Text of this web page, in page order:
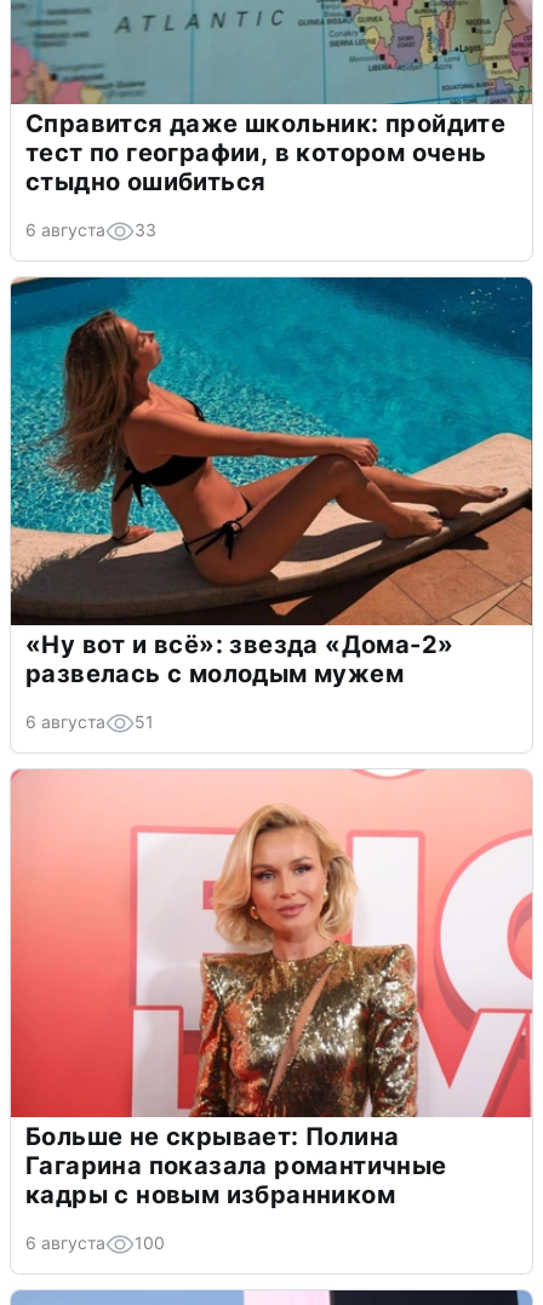
Справится даже школьник: пройдите
тест по географии, в котором очень
стыдно ошибиться
6 августа 33
«Ну вот и всё»: звезда «Дома-2»
развелась с молодым мужем
6 августа 51
Больше не скрывает: Полина
Гагарина показала романтичные
кадры с новым избранником
6 августа 100